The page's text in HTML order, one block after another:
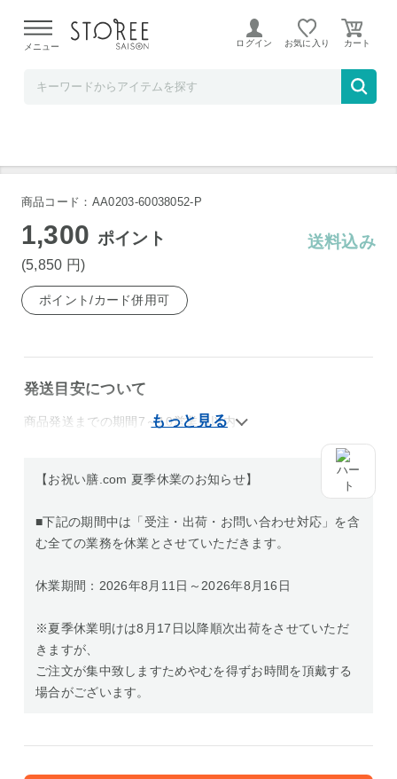
よる配送遅延が発生しております。
メニュー ログイン お気に入り
信州そば 乾麺 50g×44束
商品コード：AA0203-60038052-P
1,300 ポイント
(5,850 円)
送料込み
ポイント/カード併用可
発送目安について
商品発送までの期間7～10営業日以内
【お祝い膳.com 夏季休業のお知らせ】
■下記の期間中は「受注・出荷・お問い合わせ対応」を含
む全ての業務を休業とさせていただきます。
休業期間：2026年8月11日～2026年8月16日
※夏季休業明けは8月17日以降順次出荷をさせていただ
きますが、
ご注文が集中致しますためやむを得ずお時間を頂戴する
場合がございます。